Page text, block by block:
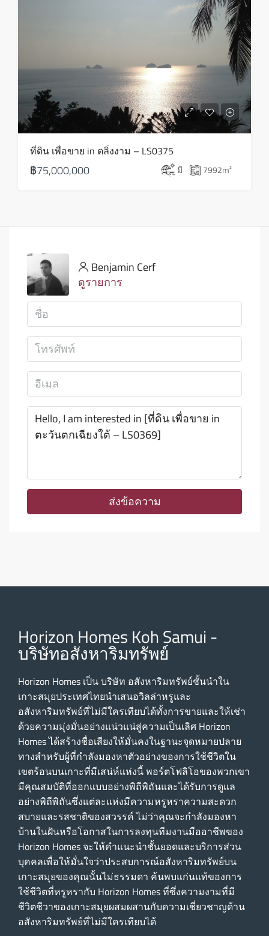
ที่ดิน เพื่อขาย in ตลิ่งงาม – LS0375
฿75,000,000 มี 7992m²
Benjamin Cerf
ดูรายการ
ส่งข้อความ
Horizon Homes Koh Samui -
บริษัทอสังหาริมทรัพย์
Horizon Homes เป็น บริษัท อสังหาริมทรัพย์ชั้นนําใน
เกาะสมุยประเทศไทยนําเสนอวิลล่าหรูและ
อสังหาริมทรัพย์ที่ไม่มีใครเทียบได้ทั้งการขายและให้เช่า
ด้วยความมุ่งมั่นอย่างแน่วแน่สู่ความเป็นเลิศ Horizon
Homes ได้สร้างชื่อเสียงให้มั่นคงในฐานะจุดหมายปลาย
ทางสําหรับผู้ที่กําลังมองหาตัวอย่างของการใช้ชีวิตใน
เขตร้อนบนเกาะที่มีเสน่ห์แห่งนี้ พอร์ตโฟลิโอของพวกเขา
มีคุณสมบัติที่ออกแบบอย่างพิถีพิถันและได้รับการดูแล
อย่างพิถีพิถันซึ่งแต่ละแห่งมีความหรูหราความสะดวก
สบายและรสชาติของสวรรค์ ไม่ว่าคุณจะกําลังมองหา
บ้านในฝันหรือโอกาสในการลงทุนทีมงานมืออาชีพของ
Horizon Homes จะให้คําแนะนําชั้นยอดและบริการส่วน
บุคคลเพื่อให้มั่นใจว่าประสบการณ์อสังหาริมทรัพย์บน
เกาะสมุยของคุณนั้นไม่ธรรมดา ค้นพบแก่นแท้ของการ
ใช้ชีวิตที่หรูหรากับ Horizon Homes ที่ซึ่งความงามที่มี
ชีวิตชีวาของเกาะสมุยผสมผสานกับความเชี่ยวชาญด้าน
อสังหาริมทรัพย์ที่ไม่มีใครเทียบได้